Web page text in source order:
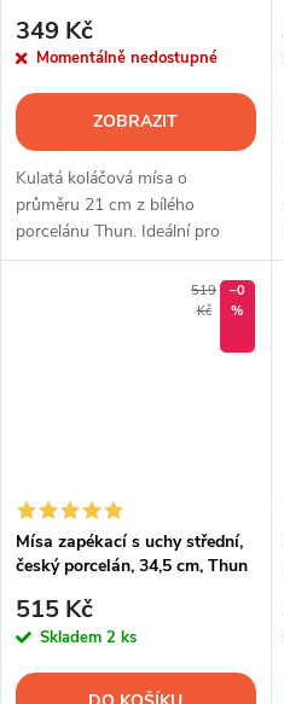
349 Kč
Momentálně nedostupné
ZOBRAZIT
Kulatá koláčová mísa o
průměru 21 cm z bílého
porcelánu Thun. Ideální pro
pečení ovocných koláčů, quichů
i dalších domácích dobrot.
519
Kč
–0
%
Mísa zapékací s uchy střední,
český porcelán, 34,5 cm, Thun
515 Kč
Skladem 2 ks